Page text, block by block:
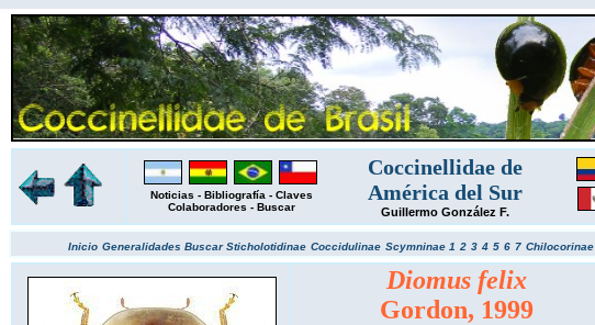
Noticias - Bibliografía - Claves
Colaboradores - Buscar
Coccinellidae de
América del Sur
Guillermo González F.
Inicio Generalidades BuscarSticholotidinae Coccidulinae Scymninae 1 2 3 4 5 6 7 Chilocorinae
Diomus felix
Gordon, 1999